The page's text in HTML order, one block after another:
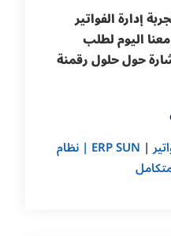
إدارة الفواتير
اليوم لطلب
حول حلول رقمنة
|
ERP SUN | نظام